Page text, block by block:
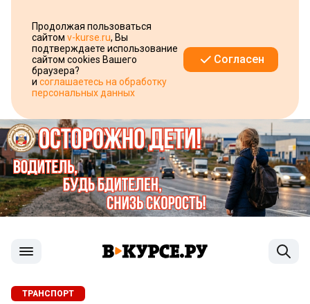
Продолжая пользоваться
сайтом v-kurse.ru, Вы
подтверждаете использование
сайтом cookies Вашего
браузера?
и соглашаетесь на обработку
персональных данных
Согласен
ТРАНСПОРТ